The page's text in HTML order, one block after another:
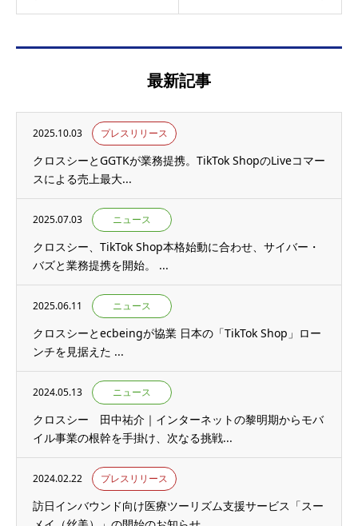
最新記事
2025.10.03 プレスリリース
クロスシーとGGTKが業務提携。TikTok ShopのLiveコマー
スによる売上最大...
2025.07.03 ニュース
クロスシー、TikTok Shop本格始動に合わせ、サイバー・
バズと業務提携を開始。 ...
2025.06.11 ニュース
クロスシーとecbeingが協業 日本の「TikTok Shop」ロー
ンチを見据えた ...
2024.05.13 ニュース
クロスシー 田中祐介｜インターネットの黎明期からモバ
イル事業の根幹を手掛け、次なる挑戦...
2024.02.22 プレスリリース
訪日インバウンド向け医療ツーリズム支援サービス「スー